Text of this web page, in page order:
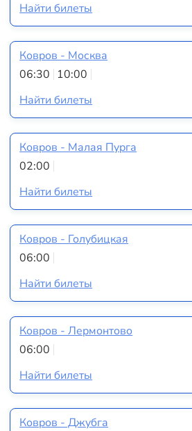
Найти билеты
Ковров - Москва
06:30 10:00
Найти билеты
Ковров - Малая Пурга
02:00
Найти билеты
Ковров - Голубицкая
06:00
Найти билеты
Ковров - Лермонтово
06:00
Найти билеты
Ковров - Джубга